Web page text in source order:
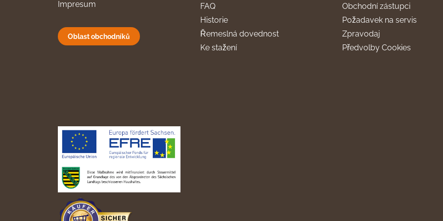
Impresum
Oblast obchodníků
FAQ
Historie
Řemeslná dovednost
Ke stažení
Obchodní zástupci
Požadavek na servis
Zpravodaj
Předvolby Cookies